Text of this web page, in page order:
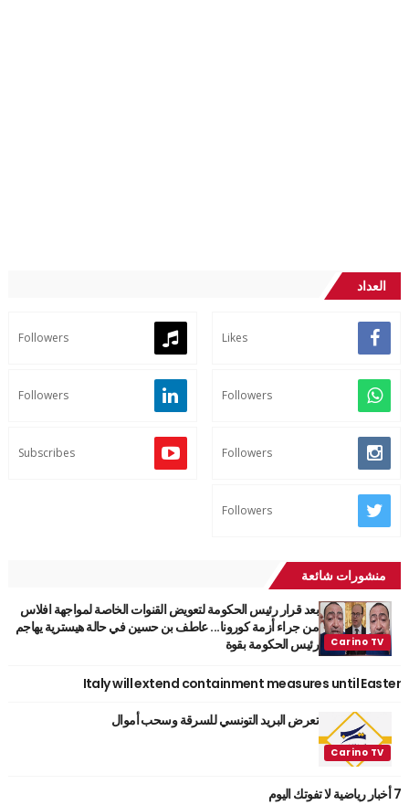
العداد
Likes
Followers
Followers
Followers
Followers
Subscribes
Followers
منشورات شائعة
بعد قرار رئيس الحكومة لتعويض القنوات الخاصة لمواجهة افلاس
من جراء أزمة كورونا... عاطف بن حسين في حالة هيسترية يهاجم
رئيس الحكومة بقوة
Italy will extend containment measures until Easter
تعرض البريد التونسي للسرقة وسحب أموال
7 أخبار رياضية لا تفوتك اليوم